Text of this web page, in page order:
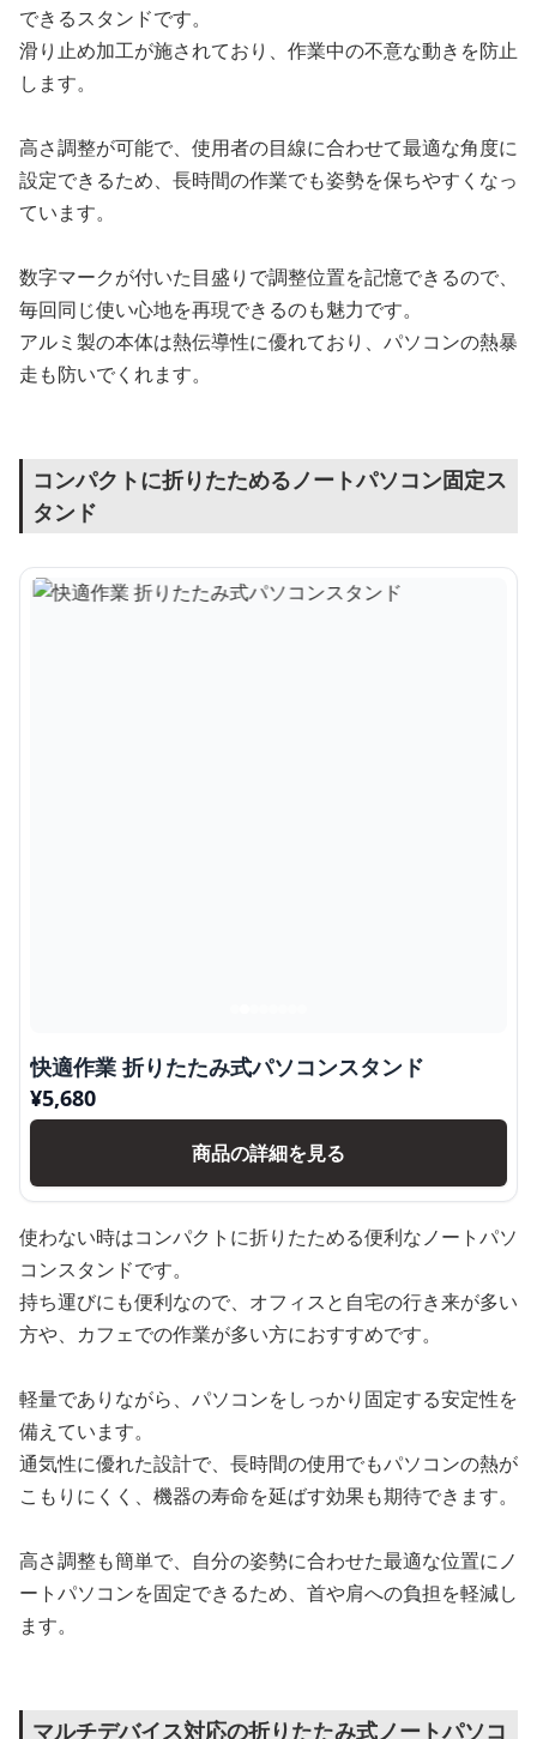
できるスタンドです。
滑り止め加工が施されており、作業中の不意な動きを防止
します。
高さ調整が可能で、使用者の目線に合わせて最適な角度に
設定できるため、長時間の作業でも姿勢を保ちやすくなっ
ています。
数字マークが付いた目盛りで調整位置を記憶できるので、
毎回同じ使い心地を再現できるのも魅力です。
アルミ製の本体は熱伝導性に優れており、パソコンの熱暴
走も防いでくれます。
コンパクトに折りたためるノートパソコン固定ス
タンド
快適作業 折りたたみ式パソコンスタンド
¥5,680
商品の詳細を見る
使わない時はコンパクトに折りたためる便利なノートパソ
コンスタンドです。
持ち運びにも便利なので、オフィスと自宅の行き来が多い
方や、カフェでの作業が多い方におすすめです。
軽量でありながら、パソコンをしっかり固定する安定性を
備えています。
通気性に優れた設計で、長時間の使用でもパソコンの熱が
こもりにくく、機器の寿命を延ばす効果も期待できます。
高さ調整も簡単で、自分の姿勢に合わせた最適な位置にノ
ートパソコンを固定できるため、首や肩への負担を軽減し
ます。
マルチデバイス対応の折りたたみ式ノートパソコ